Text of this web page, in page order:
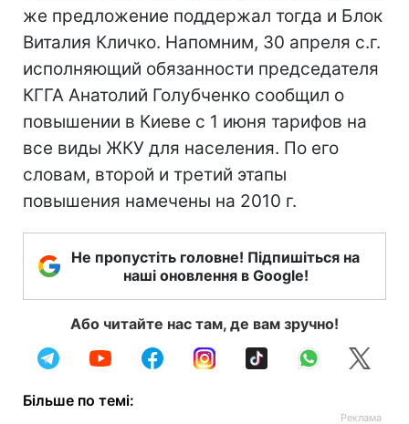
же предложение поддержал тогда и Блок
Виталия Кличко. Напомним, 30 апреля с.г.
исполняющий обязанности председателя
КГГА Анатолий Голубченко сообщил о
повышении в Киеве с 1 июня тарифов на
все виды ЖКУ для населения. По его
словам, второй и третий этапы
повышения намечены на 2010 г.
Не пропустіть головне! Підпишіться на
наші оновлення в Google!
Або читайте нас там, де вам зручно!
Більше по темі: